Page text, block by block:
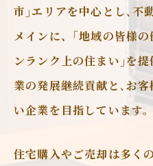
市｣エリアを中心とし､不
メインに、｢地域の皆様
ンランク上の住まい｣を
業の発展継続貢献と､お
い企業を目指しています
住宅購入やご売却は多く